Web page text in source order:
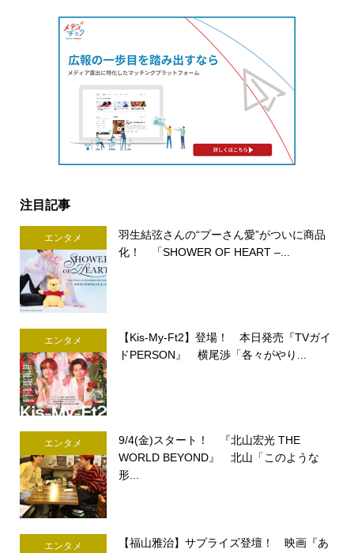
注目記事
エンタメ
羽生結弦さんの“プーさん愛”がついに商品
化！ 「SHOWER OF HEART –...
エンタメ
【Kis-My-Ft2】登場！ 本日発売『TVガイ
ドPERSON』 横尾渉「各々がやり...
エンタメ
9/4(金)スタート！ 『北山宏光 THE
WORLD BEYOND』 北山「このような
形...
エンタメ
【福山雅治】サプライズ登壇！ 映画『あ